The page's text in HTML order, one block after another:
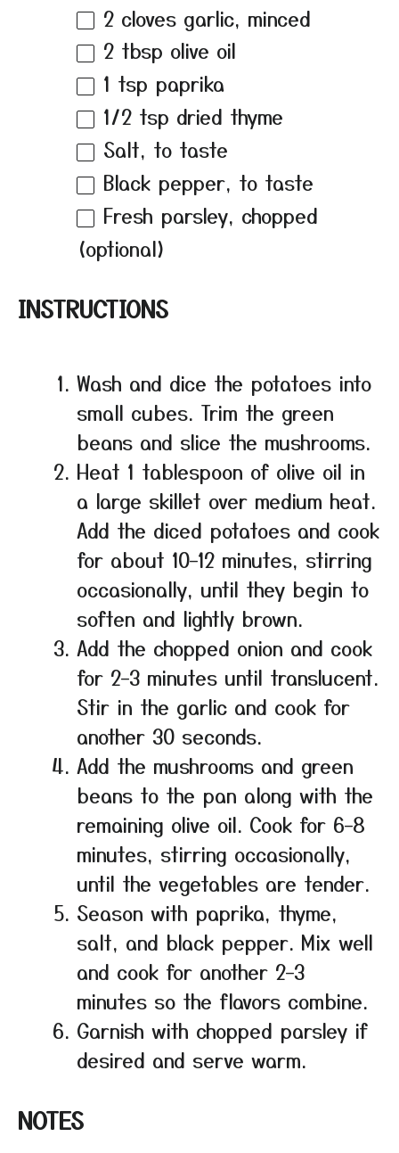
2 cloves garlic, minced
2 tbsp olive oil
1 tsp paprika
1/2 tsp dried thyme
Salt, to taste
Black pepper, to taste
Fresh parsley, chopped
(optional)
INSTRUCTIONS
Wash and dice the potatoes into
small cubes. Trim the green
beans and slice the mushrooms.
Heat 1 tablespoon of olive oil in
a large skillet over medium heat.
Add the diced potatoes and cook
for about 10–12 minutes, stirring
occasionally, until they begin to
soften and lightly brown.
Add the chopped onion and cook
for 2–3 minutes until translucent.
Stir in the garlic and cook for
another 30 seconds.
Add the mushrooms and green
beans to the pan along with the
remaining olive oil. Cook for 6–8
minutes, stirring occasionally,
until the vegetables are tender.
Season with paprika, thyme,
salt, and black pepper. Mix well
and cook for another 2–3
minutes so the flavors combine.
Garnish with chopped parsley if
desired and serve warm.
NOTES